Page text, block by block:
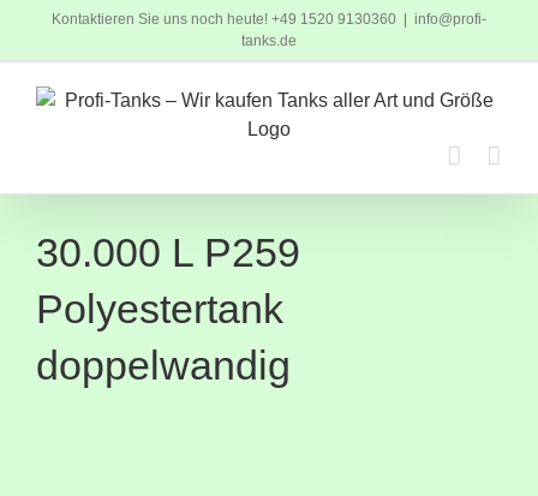
Kontaktieren Sie uns noch heute! +49 1520 9130360
info@profi-
tanks.de
30.000 L P259
Polyestertank
doppelwandig